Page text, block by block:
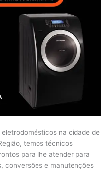
na cidade de
temos técnicos
para lhe atender para
conversões e manutenções